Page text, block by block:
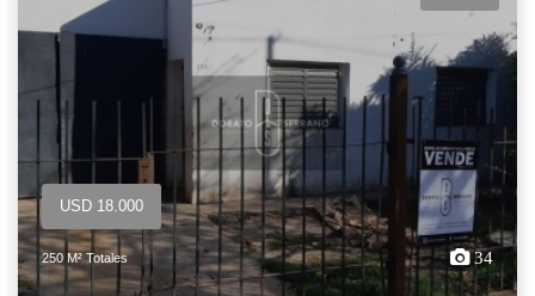
USD 18.000
250 M² Totales 34